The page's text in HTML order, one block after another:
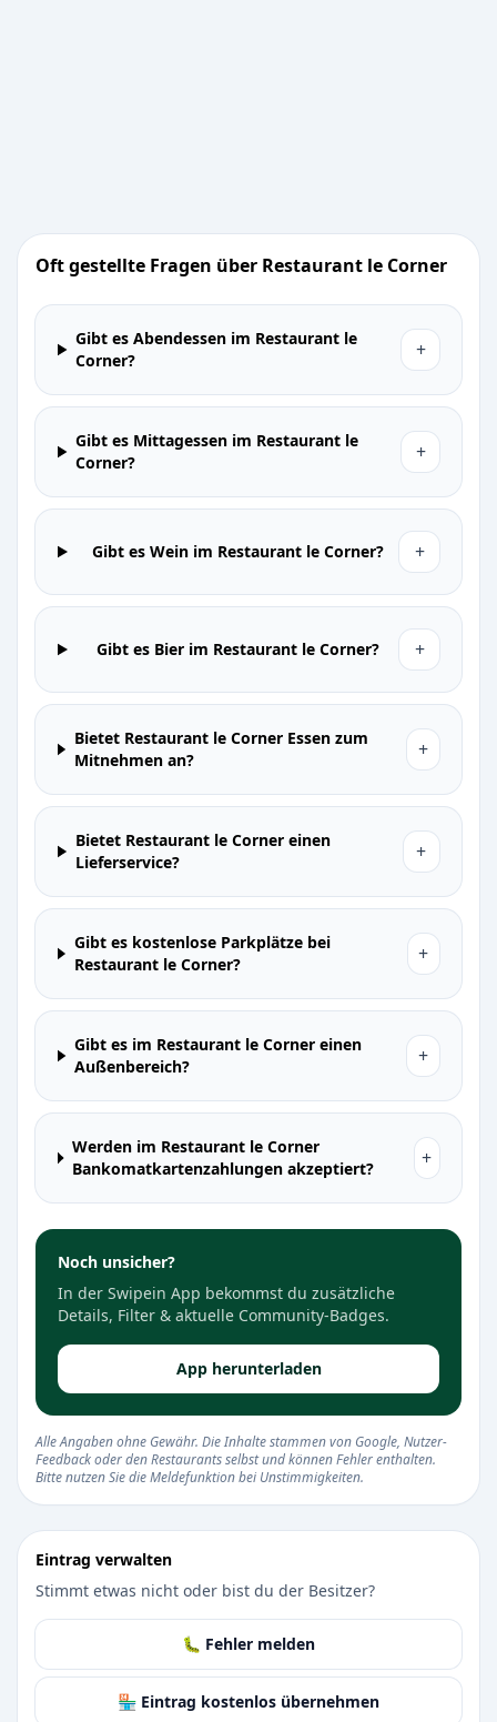
Oft gestellte Fragen über Restaurant le Corner
Gibt es Abendessen im Restaurant le
Corner?
+
Gibt es Mittagessen im Restaurant le
Corner?
+
Gibt es Wein im Restaurant le Corner? +
Gibt es Bier im Restaurant le Corner? +
Bietet Restaurant le Corner Essen zum
Mitnehmen an?
+
Bietet Restaurant le Corner einen
Lieferservice?
+
Gibt es kostenlose Parkplätze bei
Restaurant le Corner?
+
Gibt es im Restaurant le Corner einen
Außenbereich?
+
Werden im Restaurant le Corner
Bankomatkartenzahlungen akzeptiert?
+
Noch unsicher?
In der Swipein App bekommst du zusätzliche
Details, Filter & aktuelle Community-Badges.
App herunterladen
Alle Angaben ohne Gewähr. Die Inhalte stammen von Google, Nutzer-
Feedback oder den Restaurants selbst und können Fehler enthalten.
Bitte nutzen Sie die Meldefunktion bei Unstimmigkeiten.
Eintrag verwalten
Stimmt etwas nicht oder bist du der Besitzer?
🐛 Fehler melden
🏪 Eintrag kostenlos übernehmen